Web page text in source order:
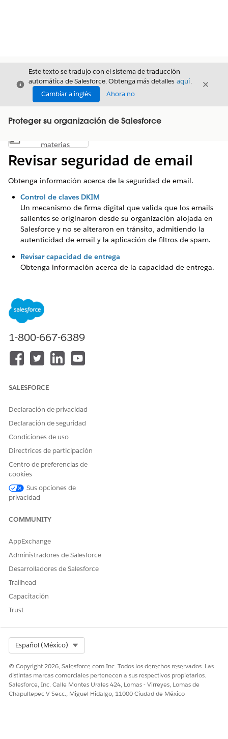
Cerrar
Este texto se tradujo con el sistema de traducción
automática de Salesforce. Obtenga más detalles aquí.
Cambiar a inglés
Ahora no
Cerrar
Proteger su organización de Salesforce
Mostrar índice de materias
materias
Revisar seguridad de email
Obtenga información acerca de la seguridad de email.
Control de claves DKIM
Un mecanismo de firma digital que valida que los emails
salientes se originaron desde su organización alojada en
Salesforce y no se alteraron en tránsito, admitiendo la
autenticidad de email y la aplicación de filtros de spam.
Revisar capacidad de entrega
Obtenga información acerca de la capacidad de entrega.
¿RESOLVIÓ ESTE ARTÍCULO SU PROBLEMA?
1-800-667-6389
SALESFORCE
Declaración de privacidad
Declaración de seguridad
Condiciones de uso
Directrices de participación
Centro de preferencias de
cookies
Sus opciones de
privacidad
COMMUNITY
AppExchange
Administradores de Salesforce
Desarrolladores de Salesforce
Trailhead
Capacitación
Trust
Español (México)
© Copyright 2026, Salesforce.com Inc. Todos los derechos reservados. Las
distintas marcas comerciales pertenecen a sus respectivos propietarios.
Salesforce, Inc. Calle Montes Urales 424, Lomas - Virreyes, Lomas de
Chapultepec V Secc., Miguel Hidalgo, 11000 Ciudad de México